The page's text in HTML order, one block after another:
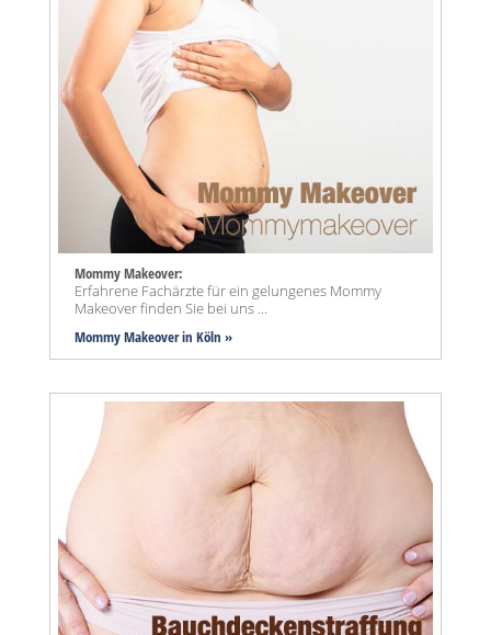
Mommy Makeover:
Erfahrene Fachärzte für ein gelungenes Mommy
Makeover finden Sie bei uns ...
Mommy Makeoverin Köln »